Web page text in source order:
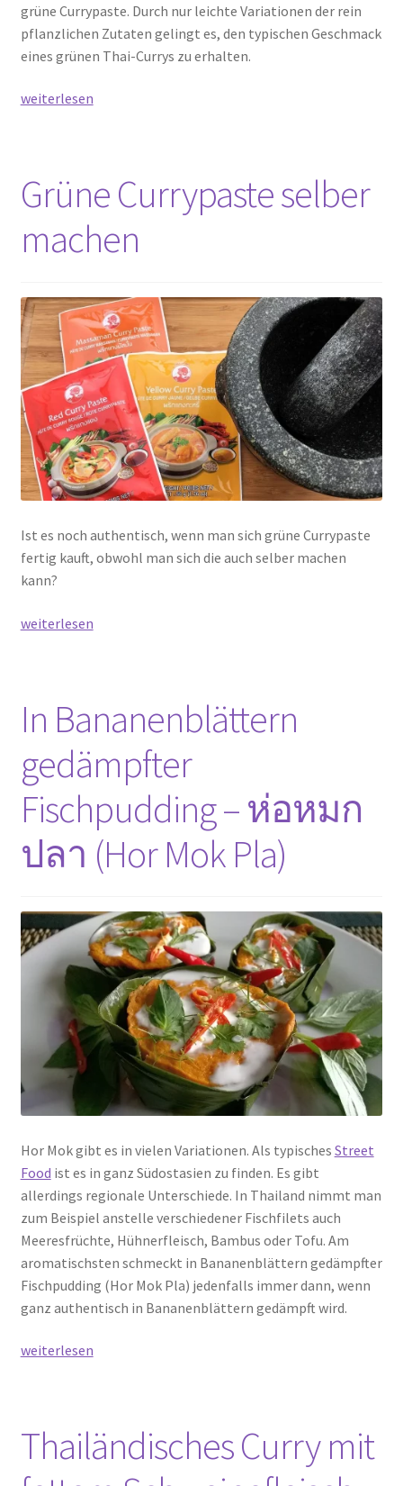
grüne Currypaste. Durch nur leichte Variationen der rein
pflanzlichen Zutaten gelingt es, den typischen Geschmack
eines grünen Thai-Currys zu erhalten.
Vegetarisches
Tofu
–
แกง
เขียว
เต้าหู้
(Gaeng
Khiao
Wan
Dtau
Hu)
weiterlesen
Grüne Currypaste selber
machen
Ist es noch authentisch, wenn man sich grüne Currypaste
fertig kauft, obwohl man sich die auch selber machen
kann?
Grüne
weiterlesen
In Bananenblättern
gedämpfter
Fischpudding – ห่อหมก
ปลา (Hor Mok Pla)
Hor Mok gibt es in vielen Variationen. Als typisches Street
Food ist es in ganz Südostasien zu finden. Es gibt
allerdings regionale Unterschiede. In Thailand nimmt man
zum Beispiel anstelle verschiedener Fischfilets auch
Meeresfrüchte, Hühnerfleisch, Bambus oder Tofu. Am
aromatischsten schmeckt in Bananenblättern gedämpfter
Fischpudding (Hor Mok Pla) jedenfalls immer dann, wenn
ganz authentisch in Bananenblättern gedämpft wird.
In
–
ห่อหมก
weiterlesen
Thailändisches Curry mit